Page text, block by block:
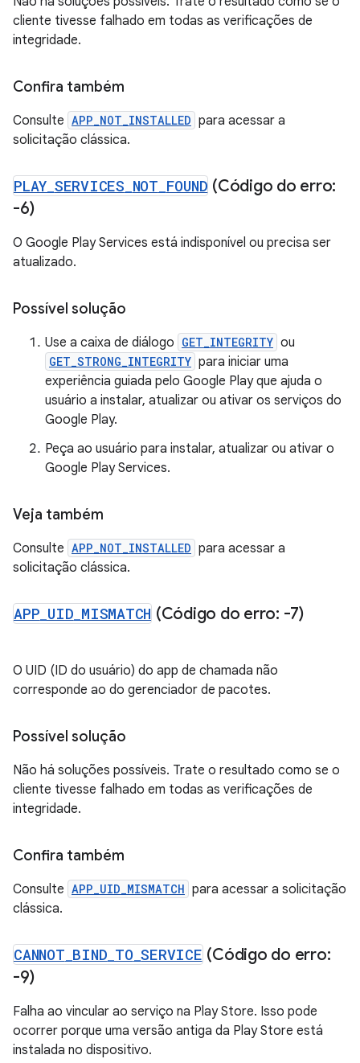
cliente tivesse falhado em todas as verificações de
integridade.
Confira também
Consulte APP_NOT_INSTALLED para acessar a
solicitação clássica.
PLAY SERVICES NOT FOUND (Código do erro:
-6)
O Google Play Services está indisponível ou precisa ser
atualizado.
Possível solução
Use a caixa de diálogo GET_INTEGRITY ou
GET_STRONG_INTEGRITY para iniciar uma
experiência guiada pelo Google Play que ajuda o
usuário a instalar, atualizar ou ativar os serviços do
Google Play.
Peça ao usuário para instalar, atualizar ou ativar o
Google Play Services.
Veja também
Consulte APP_NOT_INSTALLED para acessar a
solicitação clássica.
APP UID MISMATCH (Código do erro: -7)
O UID (ID do usuário) do app de chamada não
corresponde ao do gerenciador de pacotes.
Possível solução
Não há soluções possíveis. Trate o resultado como se o
cliente tivesse falhado em todas as verificações de
integridade.
Confira também
Consulte APP_UID_MISMATCH para acessar a solicitação
clássica.
CANNOT BIND TO _SERVICE (Código do erro:
-9)
Falha ao vincular ao serviço na Play Store. Isso pode
ocorrer porque uma versão antiga da Play Store está
instalada no dispositivo.